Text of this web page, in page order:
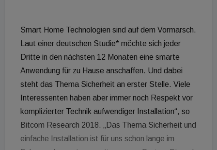
Smart Home Technologien sind auf dem Vormarsch.
Laut einer deutschen Studie* möchte sich jeder
Dritte in den nächsten 12 Monaten eine smarte
Anwendung für zu Hause anschaffen. Und dabei
steht das Thema Sicherheit an erster Stelle. Viele
Interessenten haben aber immer noch Respekt vor
komplizierter Technik aufwendiger Installation“, so
Bitcom Research 2018. „Das Thema Sicherheit und
einfache Installation ist für uns schon lange im